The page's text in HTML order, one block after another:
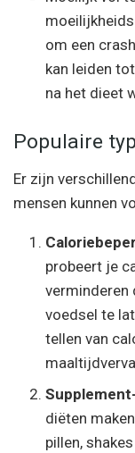
om een
kan leiden
na het dieet
Populaire
Er zijn
mensen kunnen
probeert je
verminderen
voedsel te
tellen van
diëten
pillen,